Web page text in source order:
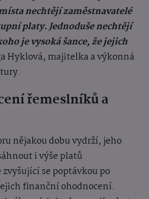
nechtějí zaměstnavatelé
platy. Jednoduše nechtějí
je vysoká šance, že jejich
Hyklová, majitelka a výkonná
řemeslníků a
nějakou dobu vydrží, jeho
i výše platů
se poptávkou po
finanční ohodnocení.